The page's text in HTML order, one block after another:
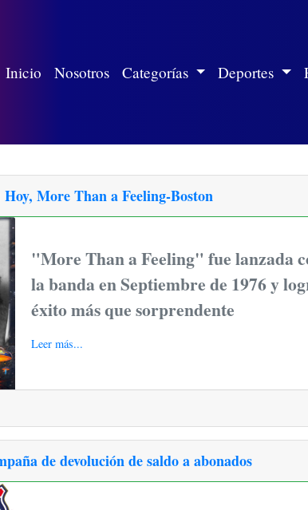
Inicio Nosotros(white)
Categorías Deportes
More Than a Feeling-Boston
"More Than a Feeling" fue lanzada
la banda en Septiembre de 1976 y
éxito más que sorprendente
Leer más...
de devolución de saldo a abonados